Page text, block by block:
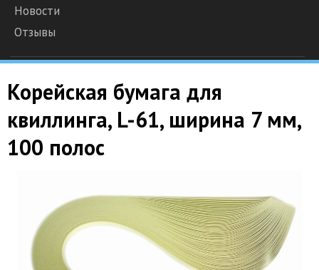
Новости
Отзывы
Корейская бумага для
квиллинга, L-61, ширина 7 мм,
100 полос